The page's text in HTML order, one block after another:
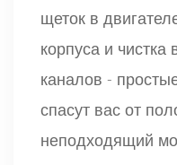
щеток в
корпуса и
каналов -
спасут вас от
неподходящий